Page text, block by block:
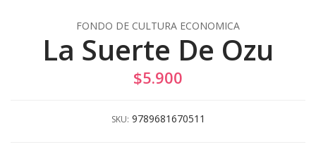
FONDO DE CULTURA ECONOMICA
La Suerte De Ozu
$5.900
SKU: 9789681670511